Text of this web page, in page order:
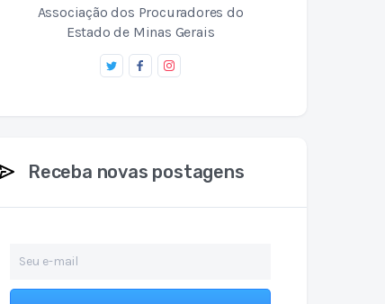
Associação dos Procuradores do
Estado de Minas Gerais
Receba novas postagens